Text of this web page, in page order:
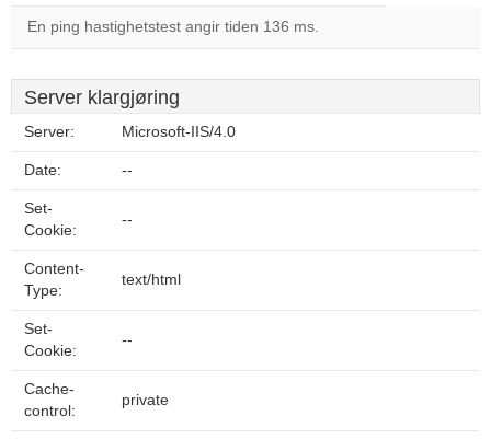
En ping hastighetstest angir tiden 136 ms.
Server klargjøring
Server: Microsoft-IIS/4.0
Date: --
Set-
Cookie:
--
Content-
Type:
text/html
Set-
Cookie:
--
Cache-
control:
private